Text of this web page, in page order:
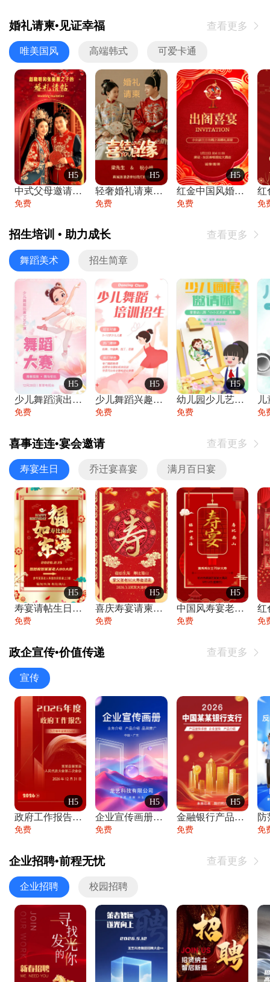
婚礼请柬•见证幸福 查看更多 
唯美国风 高端韩式 可爱卡通
H5
中式父母邀请函婚礼结婚请柬请贴父母邀请方
免费
H5
轻奢婚礼请柬婚礼邀请函结婚照请帖
免费
H5
红金中国风婚礼请柬出阁喜宴嫁女请帖出阁宴
免费 免
招生培训 • 助力成长 查看更多 
舞蹈美术 招生简章
H5
少儿舞蹈演出舞蹈比赛跳舞大赛文艺汇演活动
免费
H5
少儿舞蹈兴趣班艺术培训学校招生宣传
免费
H5
幼儿园少儿艺术展览绘画展摄影作品展美术展
免费 免
喜事连连•宴会邀请 查看更多 
寿宴生日 乔迁宴喜宴 满月百日宴
H5
寿宴请帖生日宴邀请函老人寿星生日快乐祝寿
免费
H5
喜庆寿宴请柬老人生日宴会邀请函请柬过大寿
免费
H5
中国风寿宴老人生日宴会邀请函寿宴请帖请柬
免费 免
政企宣传•价值传递 查看更多 
宣传
H5
政府工作报告政府年终工作总结
免费
H5
企业宣传画册公司简介产品介绍业务宣传手册
免费
H5
金融银行产品宣传手册企业宣传产品介绍
免费
防
免
企业招聘•前程无忧 查看更多 
企业招聘 校园招聘